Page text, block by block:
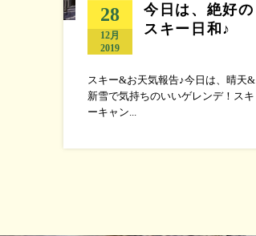
28
12月
2019
今日は、絶好の
スキー日和♪
スキー&お天気報告♪今日は、晴天&
新雪で気持ちのいいゲレンデ！スキ
ーキャン...